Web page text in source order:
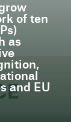
of ten
as
and EU